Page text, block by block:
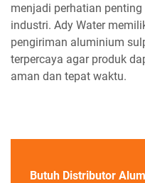
menjadi perhatian
industri. Ady Water
pengiriman aluminium
terpercaya agar produk
aman dan tepat waktu.
Butuh Distributor